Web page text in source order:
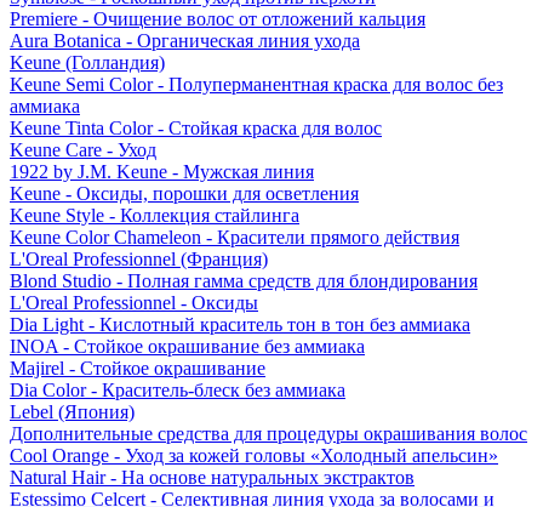
Premiere - Очищение волос от отложений кальция
Aura Botanica - Органическая линия ухода
Keune (Голландия)
Keune Semi Color - Полуперманентная краска для волос без
аммиака
Keune Tinta Color - Стойкая краска для волос
Keune Care - Уход
1922 by J.M. Keune - Мужская линия
Keune - Оксиды, порошки для осветления
Keune Style - Коллекция стайлинга
Keune Color Chameleon - Красители прямого действия
L'Oreal Professionnel (Франция)
Blond Studio - Полная гамма средств для блондирования
L'Oreal Professionnel - Оксиды
Dia Light - Кислотный краситель тон в тон без аммиака
INOA - Стойкое окрашивание без аммиака
Majirel - Стойкое окрашивание
Dia Color - Краситель-блеск без аммиака
Lebel (Япония)
Дополнительные средства для процедуры окрашивания волос
Cool Orange - Уход за кожей головы «Холодный апельсин»
Natural Hair - На основе натуральных экстрактов
Estessimo Celcert - Селективная линия ухода за волосами и